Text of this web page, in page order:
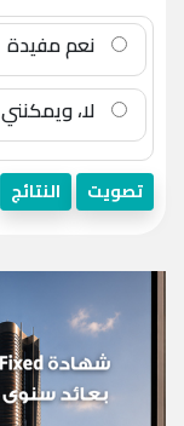
نعم مفيدة
لا،
تصويت النتائج